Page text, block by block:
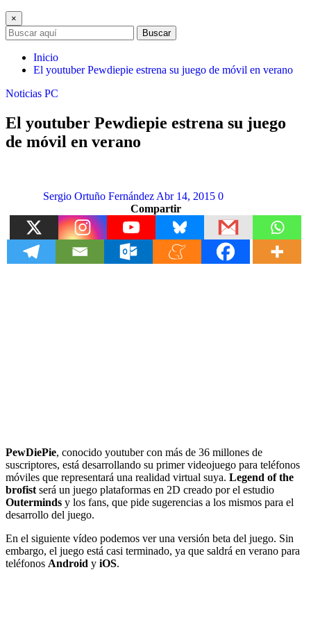
×
Buscar
Inicio
El youtuber Pewdiepie estrena su juego de móvil en verano
Noticias PC
El youtuber Pewdiepie estrena su juego
de móvil en verano
Sergio Ortuño Fernández Abr 14, 2015 0
Compartir
PewDiePie, conocido youtuber con más de 36 millones de
suscriptores, está desarrollando su primer videojuego para teléfonos
móviles que representará una realidad virtual suya. Legend of the
brofist será un juego plataformas en 2D creado por el estudio
Outerminds y los fans, que pide sugerencias a los mismos para el
desarrollo del juego.
En el siguiente vídeo podemos ver una versión beta del juego. Sin
embargo, el juego está casi terminado, ya que saldrá en verano para
teléfonos Android y iOS.